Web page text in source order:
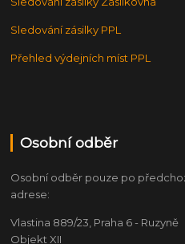
Sledování zásilky PPL
Přehled výdejních míst PPL
Osobní odběr
Osobní odběr pouze po
adrese:
Vlastina 889/23, Praha 6 - Ruzyně
Objekt XII